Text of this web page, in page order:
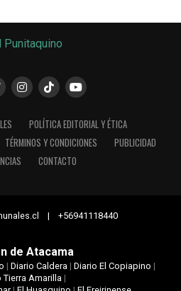
POLÍTICA EDITORIAL Y ÉTICA
TÉRMINOS Y CONDICIONES
PUBLICIDAD
CONTACTO
| +56941118440
de Atacama
| Diario Caldera| Diario El Copiapino |
Tierra Amarilla|